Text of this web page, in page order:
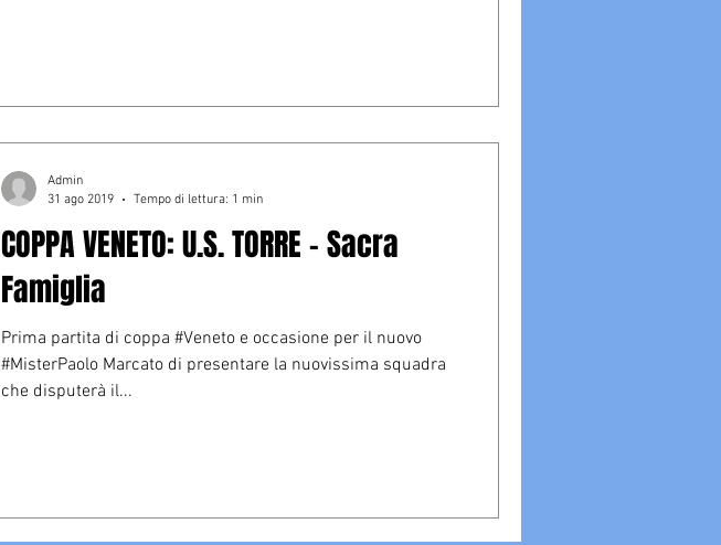
COPPA VENETO: U.S. TORRE - Sacra
Famiglia
Prima partita di coppa #Veneto e occasione per il nuovo
#MisterPaolo Marcato di presentare la nuovissima squadra
che disputerà il...
Admin
31 ago 2019
Tempo di lettura: 1 min